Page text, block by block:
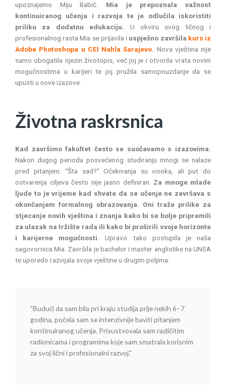
upoznajemo Miju Babić. Mia je prepoznala važnost
kontinuiranog učenja i razvoja te je odlučila iskoristiti
priliku za dodatnu edukaciju. U okviru svog ličnog i
profesionalnog rasta Mia se prijavila i uspješno završila kurs iz
Adobe Photoshopa u CEI Nahla Sarajevo. Nova vještina nije
samo obogatila njezin životopis, već joj je i otvorila vrata novim
mogućnostima u karijeri te joj pružila samopouzdanje da se
upusti u nove izazove.
Životna raskrsnica
Kad završimo fakultet često se suočavamo s izazovima.
Nakon dugog perioda posvećenog studiranju mnogi se nalaze
pred pitanjem: “Šta sad?” Očekivanja su visoka, ali put do
ostvarenja ciljeva često nije jasno definiran. Za mnoge mlade
ljude to je vrijeme kad shvate da se učenje ne završava s
okončanjem formalnog obrazovanja. Oni traže prilike za
stjecanje novih vještina i znanja kako bi se bolje pripremili
za ulazak na tržište rada ili kako bi proširili svoje horizonte
i karijerne mogućnosti. Upravo tako postupila je naša
sagovornica Mia. Završila je bachelor i master anglistike na UNSA
te uporedo razvijala svoje vještine u drugim poljima:
"Budući da sam bila pri kraju studija prije nekih 6–7
godina, počela sam se intenzivnije baviti pitanjem
kontinuiranog učenja. Prisustvovala sam različitim
radionicama i programima koje sam smatrala korisnim
za svoj lični i profesionalni razvoj."